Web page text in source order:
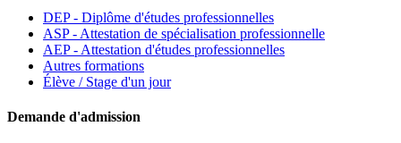
DEP - Diplôme d'études professionnelles
ASP - Attestation de spécialisation professionnelle
AEP - Attestation d'études professionnelles
Autres formations
Élève / Stage d'un jour
Demande d'admission